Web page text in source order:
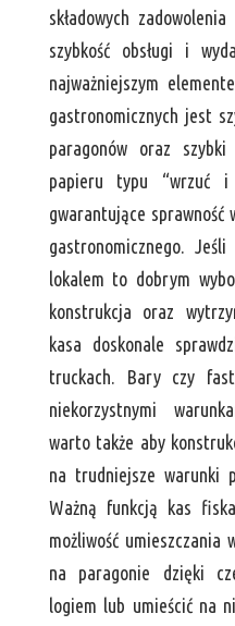
składowych
szybkość obsługi i
najważniejszym
gastronomicznych jest
paragonów oraz
papieru typu “wrzuć
gwarantujące sprawność
gastronomicznego.
lokalem to dobrym
konstrukcja oraz
kasa doskonale
truckach. Bary czy
niekorzystnymi
warto także aby
na trudniejsze warunki
Ważną funkcją kas
możliwość umieszczania
na paragonie dzięki
logiem lub umieścić na